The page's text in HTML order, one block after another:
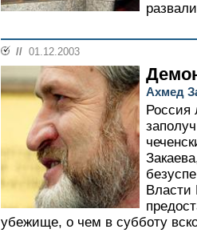
// 01.12.2003
Ахмед
Россия
Власти
убежище, о чем в субботу